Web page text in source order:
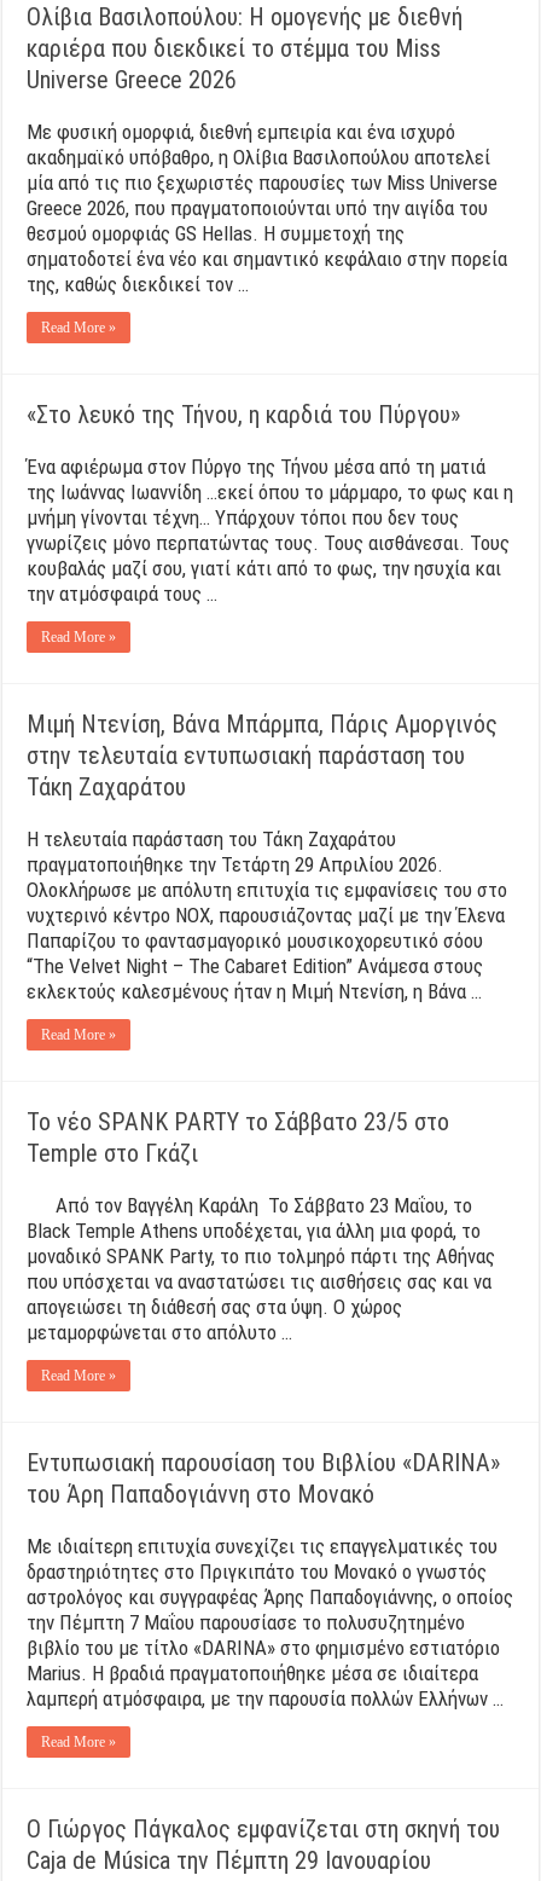
Ολίβια Βασιλοπούλου: Η ομογενής με διεθνή
καριέρα που διεκδικεί το στέμμα του Miss
Universe Greece 2026
Με φυσική ομορφιά, διεθνή εμπειρία και ένα ισχυρό
ακαδημαϊκό υπόβαθρο, η Ολίβια Βασιλοπούλου αποτελεί
μία από τις πιο ξεχωριστές παρουσίες των Miss Universe
Greece 2026, που πραγματοποιούνται υπό την αιγίδα του
θεσμού ομορφιάς GS Hellas. Η συμμετοχή της
σηματοδοτεί ένα νέο και σημαντικό κεφάλαιο στην πορεία
της, καθώς διεκδικεί τον …
Read More »
«Στο λευκό της Τήνου, η καρδιά του Πύργου»
Ένα αφιέρωμα στον Πύργο της Τήνου μέσα από τη ματιά
της Ιωάννας Ιωαννίδη …εκεί όπου το μάρμαρο, το φως και η
μνήμη γίνονται τέχνη… Υπάρχουν τόποι που δεν τους
γνωρίζεις μόνο περπατώντας τους. Τους αισθάνεσαι. Τους
κουβαλάς μαζί σου, γιατί κάτι από το φως, την ησυχία και
την ατμόσφαιρά τους …
Read More »
Μιμή Ντενίση, Βάνα Μπάρμπα, Πάρις Αμοργινός
στην τελευταία εντυπωσιακή παράσταση του
Τάκη Ζαχαράτου
Η τελευταία παράσταση του Τάκη Ζαχαράτου
πραγματοποιήθηκε την Τετάρτη 29 Απριλίου 2026.
Ολοκλήρωσε με απόλυτη επιτυχία τις εμφανίσεις του στο
νυχτερινό κέντρο NOX, παρουσιάζοντας μαζί με την Έλενα
Παπαρίζου το φαντασμαγορικό μουσικοχορευτικό σόου
“The Velvet Night – The Cabaret Edition” Ανάμεσα στους
εκλεκτούς καλεσμένους ήταν η Μιμή Ντενίση, η Βάνα …
Read More »
Το νέο SPANK PARTY το Σάββατο 23/5 στο
Temple στο Γκάζι
Aπό τον Βαγγέλη Καράλη Το Σάββατο 23 Μαΐου, το
Black Temple Athens υποδέχεται, για άλλη μια φορά, το
μοναδικό SPANK Party, το πιο τολμηρό πάρτι της Αθήνας
που υπόσχεται να αναστατώσει τις αισθήσεις σας και να
απογειώσει τη διάθεσή σας στα ύψη. Ο χώρος
μεταμορφώνεται στο απόλυτο …
Read More »
Εντυπωσιακή παρουσίαση του Βιβλίου «DARINA»
του Άρη Παπαδογιάννη στο Μονακό
Με ιδιαίτερη επιτυχία συνεχίζει τις επαγγελματικές του
δραστηριότητες στο Πριγκιπάτο του Μονακό ο γνωστός
αστρολόγος και συγγραφέας Άρης Παπαδογιάννης, ο οποίος
την Πέμπτη 7 Μαΐου παρουσίασε το πολυσυζητημένο
βιβλίο του με τίτλο «DARINA» στο φημισμένο εστιατόριο
Marius. Η βραδιά πραγματοποιήθηκε μέσα σε ιδιαίτερα
λαμπερή ατμόσφαιρα, με την παρουσία πολλών Ελλήνων …
Read More »
Ο Γιώργος Πάγκαλος εμφανίζεται στη σκηνή του
Caja de Música την Πέμπτη 29 Ιανουαρίου